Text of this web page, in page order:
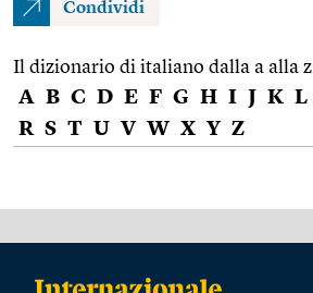
Condividi
Il dizionario di italiano dalla a alla z
A B C D E F G H I J K L
R S T U V W X Y Z